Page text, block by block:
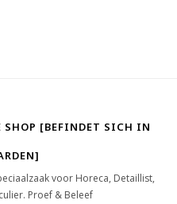
SHOP [BEFINDET SICH IN
voor Horeca, Detaillist,
Proef & Beleef